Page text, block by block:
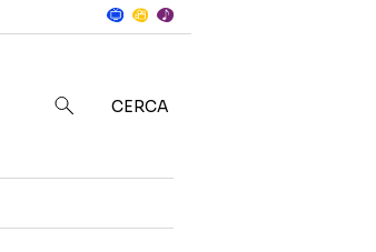
CERCA